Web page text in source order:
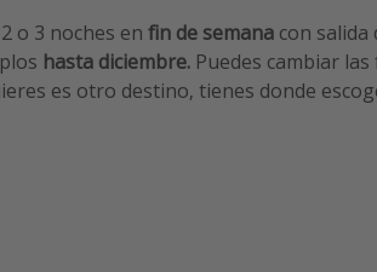
2 o 3 noches en fin de semana con salida
hasta diciembre. Puedes cambiar
es otro destino, tienes donde